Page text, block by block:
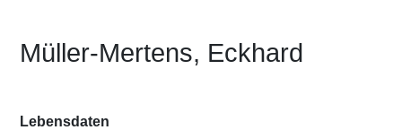
Müller-Mertens, Eckhard
Lebensdaten